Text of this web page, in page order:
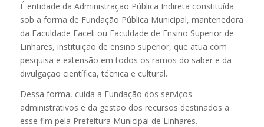
É entidade da Administração Pública Indireta constituída
sob a forma de Fundação Pública Municipal, mantenedora
da Faculdade Faceli ou Faculdade de Ensino Superior de
Linhares, instituição de ensino superior, que atua com
pesquisa e extensão em todos os ramos do saber e da
divulgação científica, técnica e cultural.
Dessa forma, cuida a Fundação dos serviços
administrativos e da gestão dos recursos destinados a
esse fim pela Prefeitura Municipal de Linhares.